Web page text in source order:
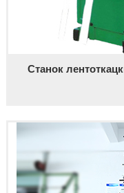
Станок